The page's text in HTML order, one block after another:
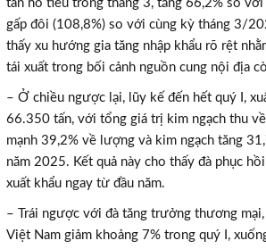
tấn hồ tiêu trong tháng 3, tăng 66,2% so
gấp đôi (108,8%) so với cùng kỳ tháng 3/
thấy xu hướng gia tăng nhập khẩu rõ rệt
tái xuất trong bối cảnh nguồn cung nội địa
– Ở chiều ngược lại, lũy kế đến hết quý I,
66.350 tấn, với tổng giá trị kim ngạch thu
mạnh 39,2% về lượng và kim ngạch tăng
năm 2025. Kết quả này cho thấy đà phục
xuất khẩu ngay từ đầu năm.
– Trái ngược với đà tăng trưởng thương
Việt Nam giảm khoảng 7% trong quý I,